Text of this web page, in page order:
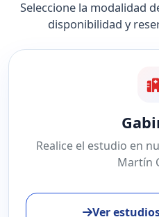
Seleccione la modalidad
disponibilidad y
Realice el estudio en
Martín
Ver